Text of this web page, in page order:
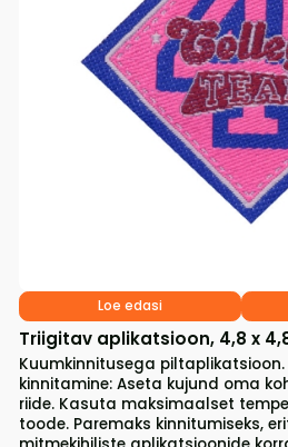
Triigitav aplikatsioon, 4,8 x
Kuumkinnitusega
kinnitamine: Aseta kujund oma
riide. Kasuta maksimaalset
toode. Paremaks kinnitumiseks,
Loe edasi